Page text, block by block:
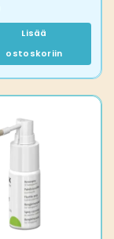
Lisää
ostoskoriin